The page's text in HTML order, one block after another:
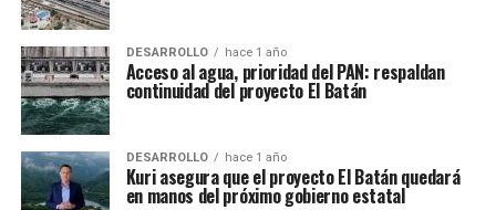
DESARROLLO hace 1 año
Acceso al agua, prioridad del PAN: respaldan
continuidad del proyecto El Batán
DESARROLLO hace 1 año
Kuri asegura que el proyecto El Batán quedará
en manos del próximo gobierno estatal